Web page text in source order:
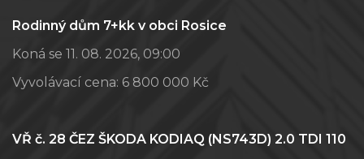
Rodinný dům 7+kk v obci Rosice
Koná se 11. 08. 2026, 09:00
Vyvolávací cena: 6 800 000 Kč
VŘ č. 28 ČEZ ŠKODA KODIAQ (NS743D) 2.0 TDI 110